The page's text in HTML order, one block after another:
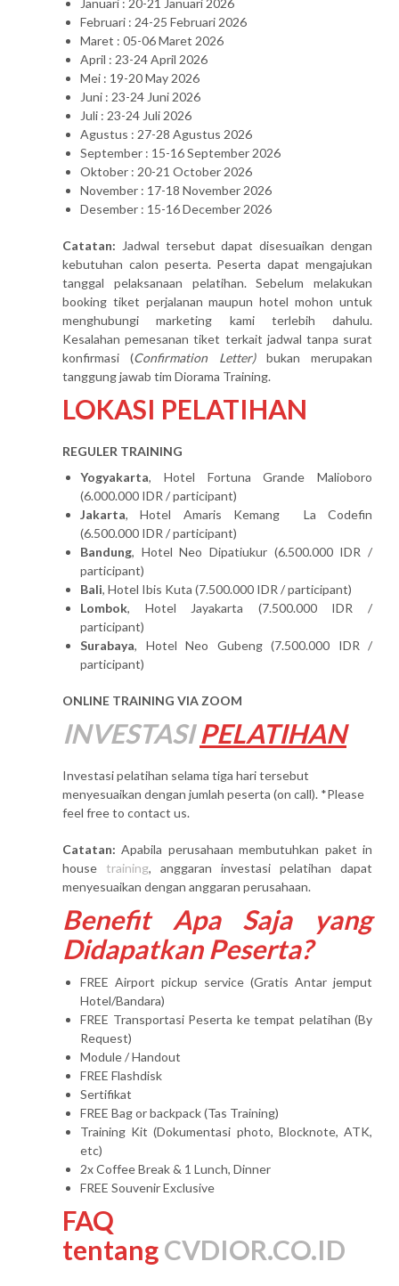
Januari : 20-21 Januari 2026
Februari : 24-25 Februari 2026
Maret : 05-06 Maret 2026
April : 23-24 April 2026
Mei : 19-20 May 2026
Juni : 23-24 Juni 2026
Juli : 23-24 Juli 2026
Agustus : 27-28 Agustus 2026
September : 15-16 September 2026
Oktober : 20-21 October 2026
November : 17-18 November 2026
Desember : 15-16 December 2026
Catatan: Jadwal tersebut dapat disesuaikan dengan
kebutuhan calon peserta. Peserta dapat mengajukan
tanggal pelaksanaan pelatihan. Sebelum melakukan
booking tiket perjalanan maupun hotel mohon untuk
menghubungi marketing kami terlebih dahulu.
Kesalahan pemesanan tiket terkait jadwal tanpa surat
konfirmasi (Confirmation Letter)bukan merupakan
tanggung jawab tim Diorama Training.
LOKASI PELATIHAN
REGULER TRAINING
Yogyakarta, Hotel Fortuna Grande Malioboro
(6.000.000 IDR / participant)
Jakarta, Hotel Amaris Kemang La Codefin
(6.500.000 IDR / participant)
Bandung, Hotel Neo Dipatiukur (6.500.000 IDR /
participant)
Bali, Hotel Ibis Kuta (7.500.000 IDR / participant)
Lombok, Hotel Jayakarta (7.500.000 IDR /
participant)
Surabaya, Hotel Neo Gubeng (7.500.000 IDR /
participant)
ONLINE TRAINING VIA ZOOM
INVESTASI PELATIHAN
Investasi pelatihan selama tiga hari tersebut
menyesuaikan dengan jumlah peserta (on call). *Please
feel free to contact us.
Catatan: Apabila perusahaan membutuhkan paket in
house training, anggaran investasi pelatihan dapat
menyesuaikan dengan anggaran perusahaan.
Benefit Apa Saja yang
Didapatkan Peserta?
FREE Airport pickup service (Gratis Antar jemput
Hotel/Bandara)
FREE Transportasi Peserta ke tempat pelatihan (By
Request)
Module / Handout
FREE Flashdisk
Sertifikat
FREE Bag or backpack (Tas Training)
Training Kit (Dokumentasi photo, Blocknote, ATK,
etc)
2x Coffee Break & 1 Lunch, Dinner
FREE Souvenir Exclusive
FAQ
tentangCVDIOR.CO.ID